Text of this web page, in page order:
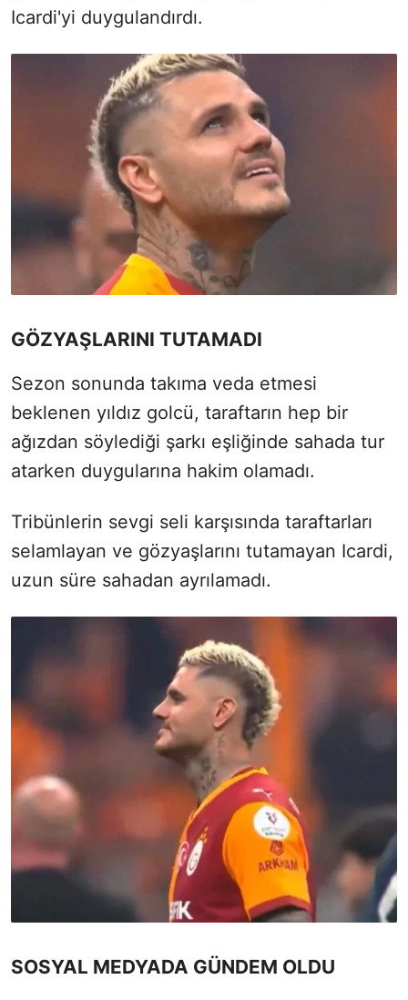
Icardi'yi duygulandırdı.
GÖZYAŞLARINI TUTAMADI
Sezon sonunda takıma veda etmesi
beklenen yıldız golcü, taraftarın hep bir
ağızdan söylediği şarkı eşliğinde sahada tur
atarken duygularına hakim olamadı.
Tribünlerin sevgi seli karşısında taraftarları
selamlayan ve gözyaşlarını tutamayan Icardi,
uzun süre sahadan ayrılamadı.
SOSYAL MEDYADA GÜNDEM OLDU